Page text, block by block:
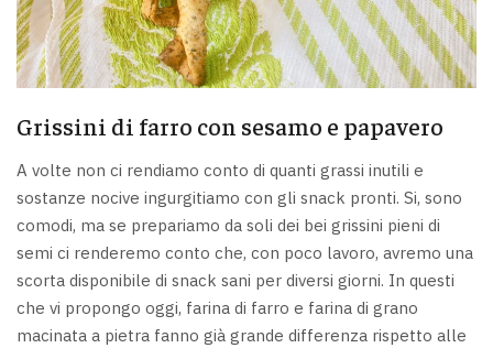
Grissini di farro con sesamo e papavero
A volte non ci rendiamo conto di quanti grassi inutili e
sostanze nocive ingurgitiamo con gli snack pronti. Si, sono
comodi, ma se prepariamo da soli dei bei grissini pieni di
semi ci renderemo conto che, con poco lavoro, avremo una
scorta disponibile di snack sani per diversi giorni. In questi
che vi propongo oggi, farina di farro e farina di grano
macinata a pietra fanno già grande differenza rispetto alle